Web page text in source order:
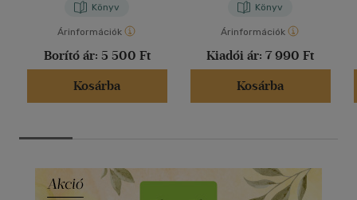
Könyv
Árinformációk
Borító ár: 5 500 Ft
Kosárba
Könyv
Árinformációk
Kiadói ár: 7 990 Ft
Kosárba